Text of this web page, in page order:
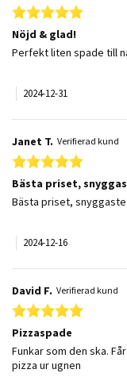
5.0 star
Nöjd & glad!
Review by Ann B. on 31
review stating Nöjd &
Perfekt liten spade till
2024-12-31
Janet T. Verifierad kund
5.0 star
Bästa priset,
Review by Janet T. on
review stating Bästa
Bästa priset,
2024-12-16
David F. Verifierad kund
5.0 star
Pizzaspade
Review by David F. on 4
review stating
Funkar som den ska.
pizza ur ugnen